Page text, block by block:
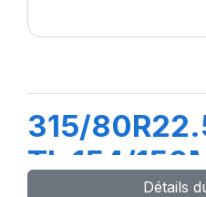
315/
TL 154/
Détails